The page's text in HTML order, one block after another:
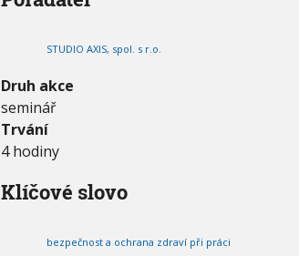
N
S
T
A
V
B
V
STUDIO AXIS, spol. s r.o.
Druh akce
seminář
Trvání
4 hodiny
Klíčové slovo
bezpečnost a ochrana zdraví při práci